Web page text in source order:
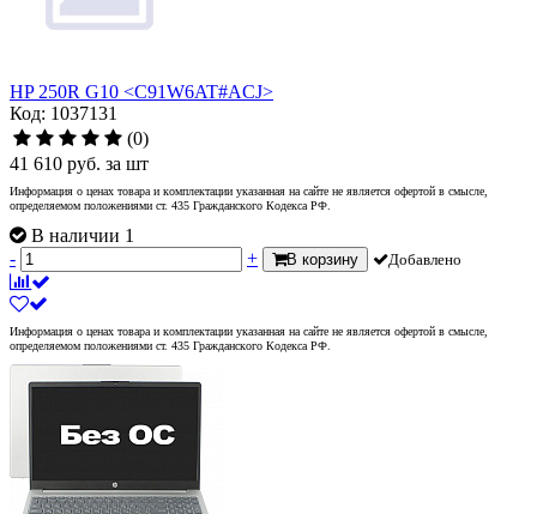
HP 250R G10 <C91W6AT#ACJ>
Код: 1037131
(0)
41 610 руб. за шт
Информация о ценах товара и комплектации указанная на сайте не является офертой в смысле,
определяемом положениями ст. 435 Гражданского Кодекса РФ.
В наличии 1
-
+ В корзину Добавлено
Информация о ценах товара и комплектации указанная на сайте не является офертой в смысле,
определяемом положениями ст. 435 Гражданского Кодекса РФ.